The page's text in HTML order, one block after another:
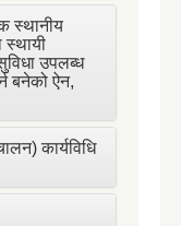
स्थानीय
स्थायी
उपलब्ध
बनेको ऐन,
कार्यविधि